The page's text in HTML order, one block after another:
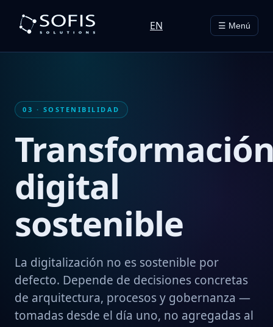
EN ☰ Menú
03 · SOSTENIBILIDAD
digital
sostenible
La digitalización no es sostenible por
defecto. Depende de decisiones concretas
de arquitectura, procesos y gobernanza —
tomadas desde el día uno, no agregadas al